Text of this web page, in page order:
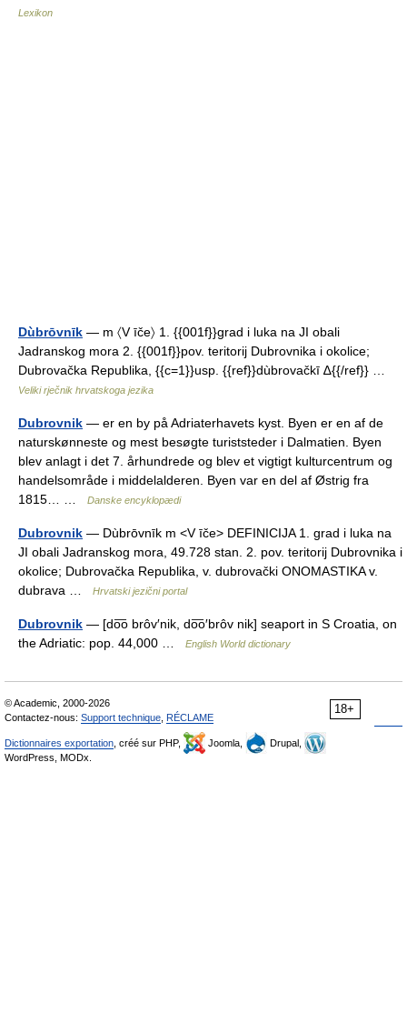
Lexikon
Dùbrōvnīk — m 〈V īče〉 1. {{001f}}grad i luka na JI obali
Jadranskog mora 2. {{001f}}pov. teritorij Dubrovnika i okolice;
Dubrovačka Republika, {{c=1}}usp. {{ref}}dùbrovačkī ∆{{/ref}} …
Veliki rječnik hrvatskoga jezika
Dubrovnik — er en by på Adriaterhavets kyst. Byen er en af de
naturskønneste og mest besøgte turiststeder i Dalmatien. Byen
blev anlagt i det 7. århundrede og blev et vigtigt kulturcentrum og
handelsområde i middelalderen. Byen var en del af Østrig fra
1815… …
Danske encyklopædi
Dubrovnik — Dùbrōvnīk m <V īče> DEFINICIJA 1. grad i luka na
JI obali Jadranskog mora, 49.728 stan. 2. pov. teritorij Dubrovnika i
okolice; Dubrovačka Republika, v. dubrovački ONOMASTIKA v.
dubrava …
Hrvatski jezični portal
Dubrovnik — [do͞o brôv′nik, do͞o′brôv nik] seaport in S Croatia, on
the Adriatic: pop. 44,000 …
English World dictionary
18+
© Academic, 2000-2026
Contactez-nous: Support technique RÉCLAME
Dictionnaires exportation , créé sur PHP, Joomla,
Drupal,
WordPress, MODx.